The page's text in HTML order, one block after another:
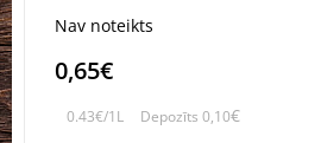
Nav noteikts
0,65€
0.43€/1L Depozīts 0,10€